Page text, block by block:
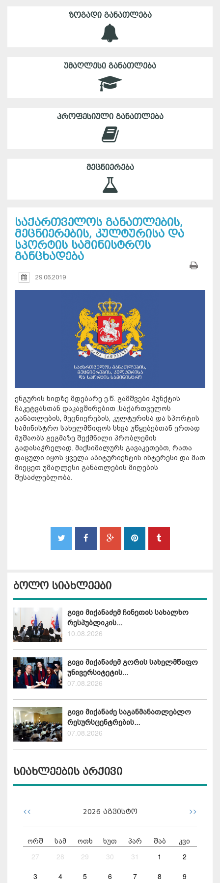
ᲖᲝᲒᲐᲓᲘ ᲒᲐᲜᲐᲗᲚᲔᲑᲐ
ᲣᲛᲐᲦᲚᲔᲡᲘ ᲒᲐᲜᲐᲗᲚᲔᲑᲐ
ᲞᲠᲝᲤᲔᲡᲘᲣᲚᲘ ᲒᲐᲜᲐᲗᲚᲔᲑᲐ
ᲛᲔᲪᲜᲘᲔᲠᲔᲑᲐ
საქართველოს განათლების,
მეცნიერების, კულტურისა და
სპორტის სამინისტროს
განცხადება
29.06.2019
ენგურის ხიდზე მდებარე ე.წ. გამშვები პუნქტის
ჩაკეტვასთან დაკავშირებით ,საქართველოს
განათლების, მეცნიერების, კულტურისა და სპორტის
სამინისტრო სახელმწიფოს სხვა უწყებებთან ერთად
მუშაობს გეგმაზე შექმნილი პრობლემის
გადასაჭრელად. მაქსიმალურს გავაკეთებთ, რათა
დაცული იყოს ყველა აბიტურიენტის ინტერესი და მათ
მიეცეთ უმაღლესი განათლების მიღების
შესაძლებლობა.
ბოლო სიახლეები
გივი მიქანაძემ ჩინეთის სახალხო
რესპუბლიკის...
10.08.2026
გივი მიქანაძემ გორის სახელმწიფო
უნივერსიტეტის...
07.08.2026
გივი მიქანაძე საგანმანათლებლო
რესურსცენტრების...
07.08.2026
სიახლეების არქივი
<< 2026 აგვისტო >>
ორშ სამ ოთხ ხუთ პარ შაბ კვი
27 28 29 30 31 1 2
3 4 5 6 7 8 9